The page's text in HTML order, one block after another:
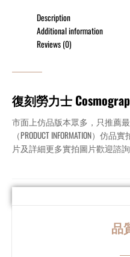
Description
Additional information
Reviews (0)
復刻勞力士
市面上仿品版本眾多，只推薦
（PRODUCT INFORMATION）仿
片及詳細更多實拍圖片歡迎諮詢
品